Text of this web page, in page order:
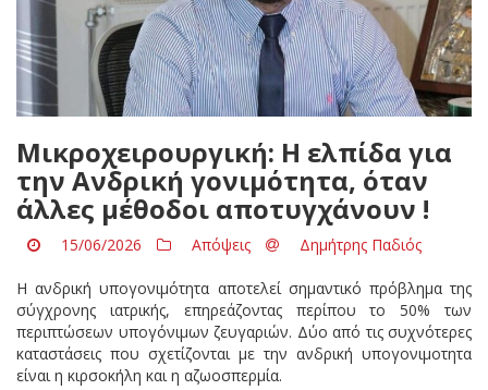
Μικροχειρουργική: Η ελπίδα για
την Ανδρική γονιμότητα, όταν
άλλες μέθοδοι αποτυγχάνουν !
15/06/2026 Απόψεις Δημήτρης Παδιός
Η ανδρική υπογονιμότητα αποτελεί σημαντικό πρόβλημα της
σύγχρονης ιατρικής, επηρεάζοντας περίπου το 50% των
περιπτώσεων υπογόνιμων ζευγαριών. Δύο από τις συχνότερες
καταστάσεις που σχετίζονται με την ανδρική υπογονιμοτητα
είναι η κιρσοκήλη και η αζωοσπερμία.